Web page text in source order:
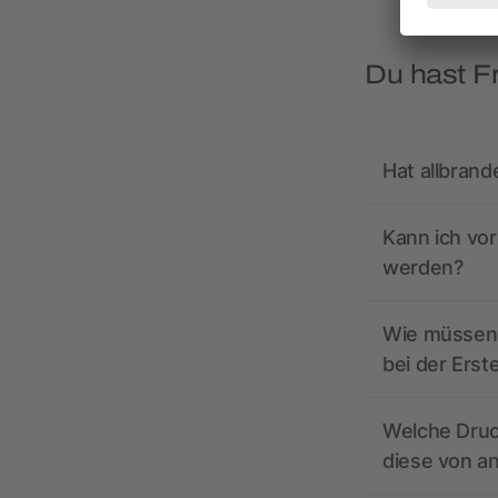
Du hast
Hat
Kann ich
werden?
Wie
bei der
Welche
diese von